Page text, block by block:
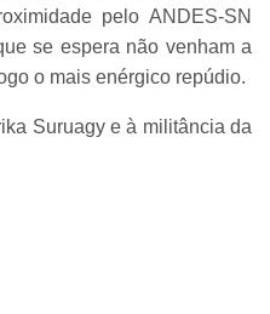
pelo ANDES-SN
se espera não venham a
o mais enérgico repúdio.
Suruagy e à militância da